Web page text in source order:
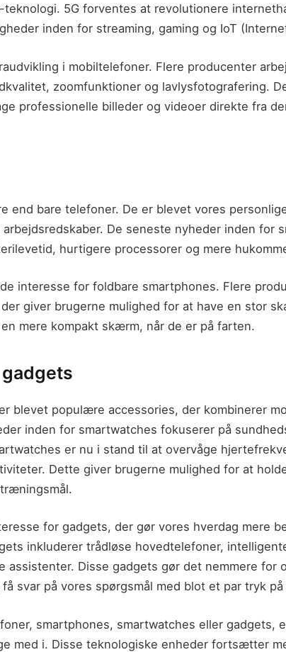
teknologi. 5G forventes at revolutionere
inden for streaming, gaming og IoT
i mobiltelefoner. Flere producenter
zoomfunktioner og lavlysfotografering.
professionelle billeder og videoer direkte fra
end bare telefoner. De er blevet vores
De seneste nyheder inden for
hurtigere processorer og mere
interesse for foldbare smartphones. Flere
giver brugerne mulighed for at have en stor
mere kompakt skærm, når de er på farten.
blevet populære accessories, der kombinerer
inden for smartwatches fokuserer på
er nu i stand til at overvåge
Dette giver brugerne mulighed for at
for gadgets, der gør vores hverdag mere
inkluderer trådløse hovedtelefoner,
assistenter. Disse gadgets gør det nemmere for
svar på vores spørgsmål med blot et par tryk på
smartphones, smartwatches eller gadgets,
med i. Disse teknologiske enheder fortsætter